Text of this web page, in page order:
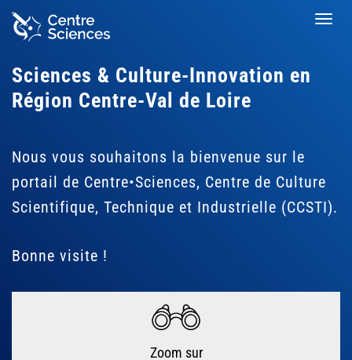
Aller
contenu
Sciences & Culture-Innovation en
Région Centre-Val de Loire
Nous vous souhaitons la bienvenue sur le
portail de Centre•Sciences, Centre de Culture
Scientifique, Technique et Industrielle (CCSTI).
Bonne visite !
Zoom sur